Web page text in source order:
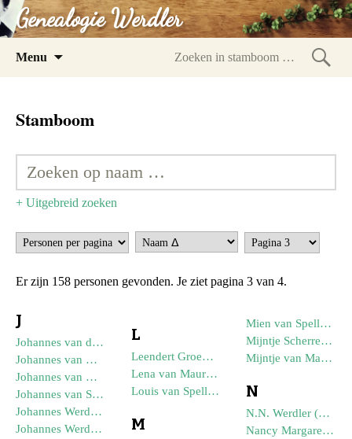
Genealogie Werdler
Menu
Stamboom
+ Uitgebreid zoeken
Er zijn 158 personen gevonden. Je ziet pagina 3 van 4.
J
Johannes van der Linden (--1782)
Johannes van Maurik (--1819)
Johannes van Maurik
Johannes van Spellen (02-01-1887)
Johannes Werdler (08-09-1895)
Johannes Werdler (11-12-1871)
L
Leendert Groeneveld (--1797)
Lena van Maurik (05-08-1723)
Louis van Spellen (02-01-1897)
M
Mien van Spellen (05-08-1911)
Mijntje Scherrenberg (--1786)
Mijntje van Maurik (02-10-1862)
N
N.N. Werdler (08-07-1952)
Nancy Margaretha de Graaf (27-05-1950)